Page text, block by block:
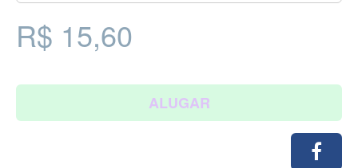
R$ 15,60
ALUGAR